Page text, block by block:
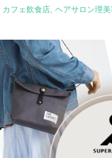
カフェ飲食店, ヘアサロン理美